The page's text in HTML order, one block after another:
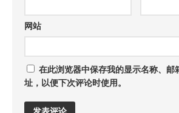
网站
在此浏览器中保存我的显示名称、邮
址，以便下次评论时使用。